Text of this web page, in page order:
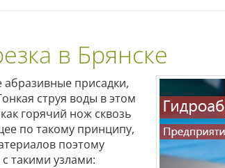
в Брянске
присадки,
струя воды в этом
горячий нож сквозь
по такому принципу,
поэтому
такими узлами: